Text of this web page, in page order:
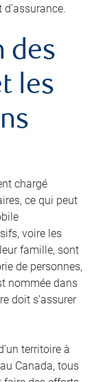
des
les
chargé
ce qui peut
voire les
famille, sont
de personnes,
nommée dans
doit s’assurer
territoire à
Canada, tous